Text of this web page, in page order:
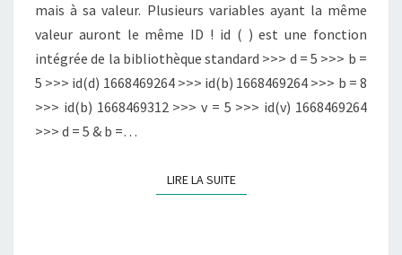
DE
LA
VARIABLE
DANS
LA
mais à sa valeur. Plusieurs variables ayant la même
valeur auront le même ID ! id ( ) est une fonction
intégrée de la bibliothèque standard >>> d = 5 >>> b =
5 >>> id(d) 1668469264 >>> id(b) 1668469264 >>> b = 8
>>> id(b) 1668469312 >>> v = 5 >>> id(v) 1668469264
>>> d = 5 & b =…
LIRE LA SUITELIRE LA SUITE